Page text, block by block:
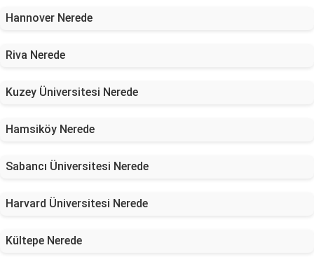
Hannover Nerede
Riva Nerede
Kuzey Üniversitesi Nerede
Hamsiköy Nerede
Sabancı Üniversitesi Nerede
Harvard Üniversitesi Nerede
Kültepe Nerede